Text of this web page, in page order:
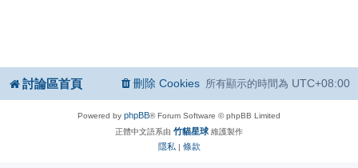
討論區首頁 所有顯示的時間為 UTC+08:00
刪除 Cookies
Powered by phpBB® Forum Software © phpBB Limited
正體中文語系由 竹貓星球 維護製作
隱私 | 條款